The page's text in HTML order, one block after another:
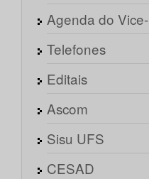
Agenda do
Telefones
Editais
Ascom
Sisu UFS
CESAD